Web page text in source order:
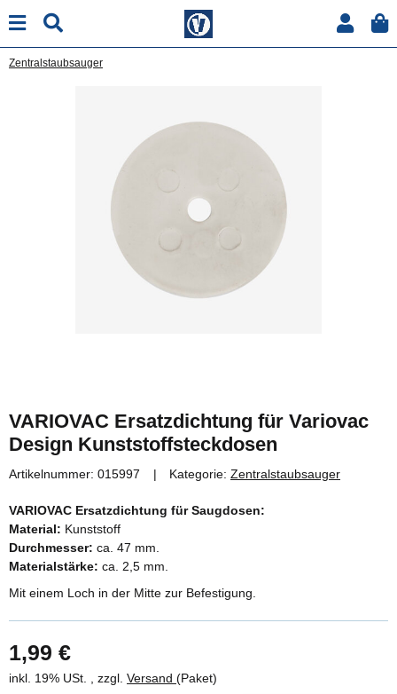
Zentralstaubsauger
VARIOVAC Ersatzdichtung für Variovac
Design Kunststoffsteckdosen
Artikelnummer: 015997 Kategorie: Zentralstaubsauger
VARIOVAC Ersatzdichtung für Saugdosen:
Material: Kunststoff
Durchmesser: ca. 47 mm.
Materialstärke: ca. 2,5 mm.
Mit einem Loch in der Mitte zur Befestigung.
1,99 €
inkl. 19% USt. , zzgl. Versand (Paket)